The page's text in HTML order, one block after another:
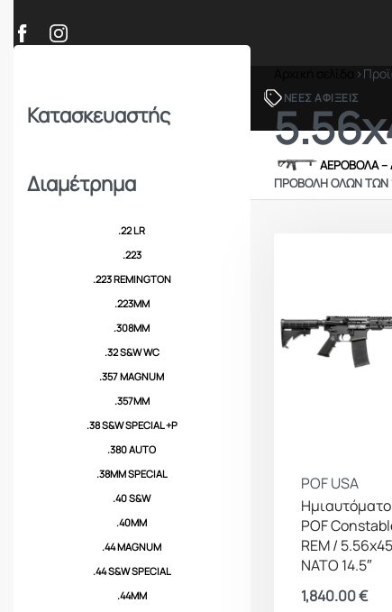
ΝΕΕΣ ΑΦΙΞΕΙΣ
ΑΕΡΟΒΟΛΑ –
Κατασκευαστής
Διαμέτρημα
.22 LR
.223
.223 REMINGTON
.223MM
.308MM
.32 S&W WC
.357 MAGNUM
.357MM
.38 S&W SPECIAL +P
.380 AUTO
.38MM SPECIAL
.40 S&W
.40MM
.44 MAGNUM
.44 S&W SPECIAL
.44MM
›
ΠΡΟΒΟΛΉ ΌΛΩΝ ΤΩΝ
POF USA
POF
REM /
NATO 14.5″
1,840.00€